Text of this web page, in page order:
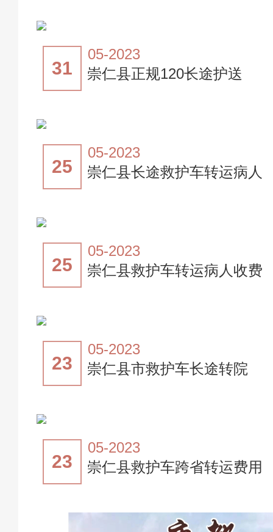
31
05-2023
崇仁县正规120长途护送
25
05-2023
崇仁县长途救护车转运病人
25
05-2023
崇仁县救护车转运病人收费
23
05-2023
崇仁县市救护车长途转院
23
05-2023
崇仁县救护车跨省转运费用